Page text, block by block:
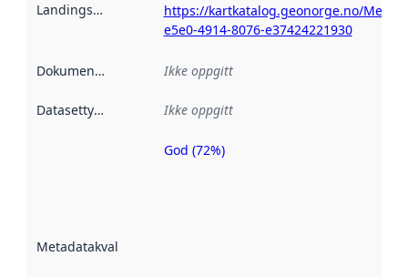
Landingsside
https://kartkatalog.geonorge.no/
e5e0-4914-8076-e37424221930
Dokumentasjon Ikke oppgitt
Datasettype Ikke oppgitt
Metadatakvalitet
Metadatakvalitet
God (72%)